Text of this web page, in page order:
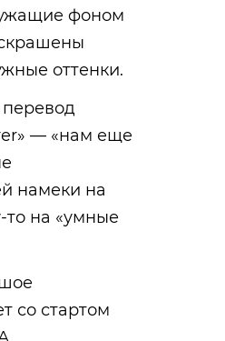
фоном
оттенки.
перевод
— «нам еще
намеки на
на «умные
со стартом